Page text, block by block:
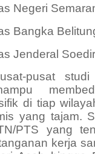
Negeri
Bangka
Jenderal
pusat
di tiap
yang tajam.
PTS yang
kerja